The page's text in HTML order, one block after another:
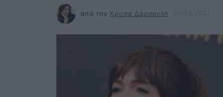
από την Χρύσα Δαρσακλή